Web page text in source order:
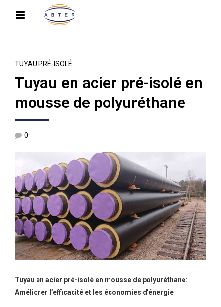
TUYAU PRÉ-ISOLÉ
Tuyau en acier pré-isolé en
mousse de polyuréthane
0
Tuyau en acier pré-isolé en mousse de polyuréthane:
Améliorer l’efficacité et les économies d’énergie